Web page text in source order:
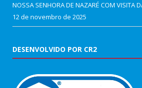
NOSSA SENHORA DE NAZARÉ COM VISITA
12 de novembro de 2025
DESENVOLVIDO POR CR2